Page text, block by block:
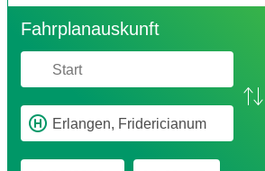
Fahr­plan­aus­kunft